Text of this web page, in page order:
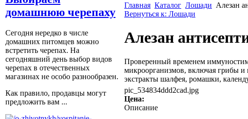
домашнюю черепаху
Сегодня нередко в числе
домашних питомцев можно
встретить черепах. На
сегодняшний день выбор видов
черепах в отечественных
магазинах не особо разнообразен.
Как правило, продавцы могут
предложить вам ...
Главная Каталог Лошади Алезан
Вернуться к: Лошади
Алезан
Проверенный временем
микроорганизмов, включая грибы и
экстракты шалфея, ромашки,
pic_534834ddd2cad.jpg
Цена:
Описание